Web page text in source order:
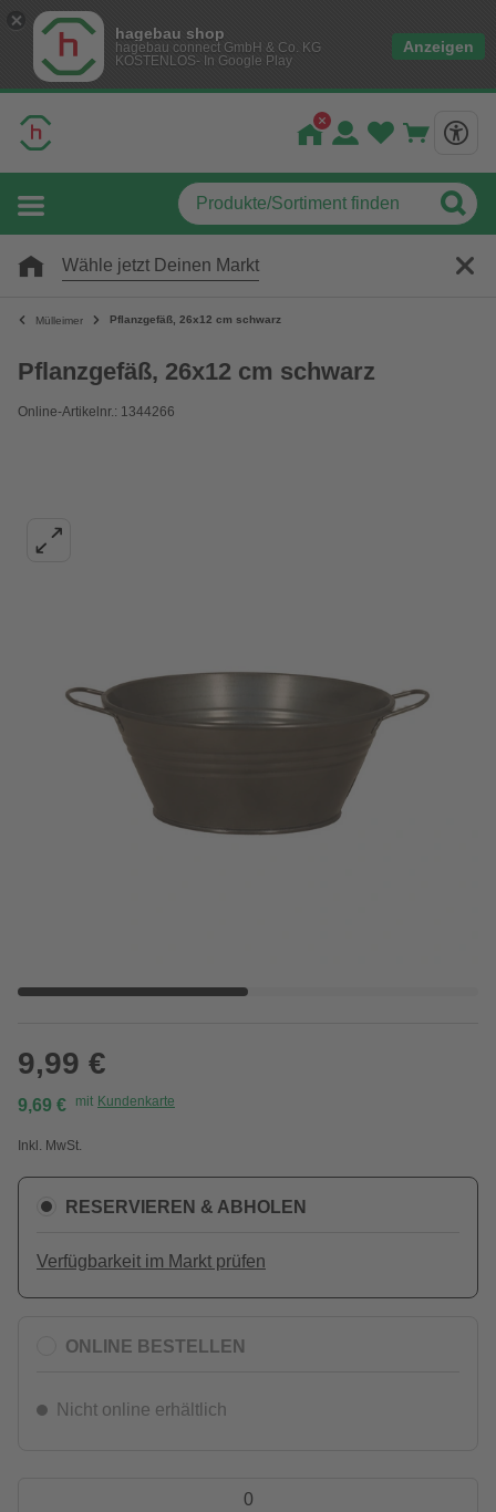
hagebau shop
hagebau connect GmbH & Co. KG
KOSTENLOS- In Google Play
Anzeigen
Wähle jetzt Deinen Markt
Mülleimer Pflanzgefäß, 26x12 cm schwarz
Pflanzgefäß, 26x12 cm schwarz
Online-Artikelnr.: 1344266
9,99 €
9,69 € mit Kundenkarte
Inkl. MwSt.
RESERVIEREN & ABHOLEN
Verfügbarkeit im Markt prüfen
ONLINE BESTELLEN
Nicht online erhältlich